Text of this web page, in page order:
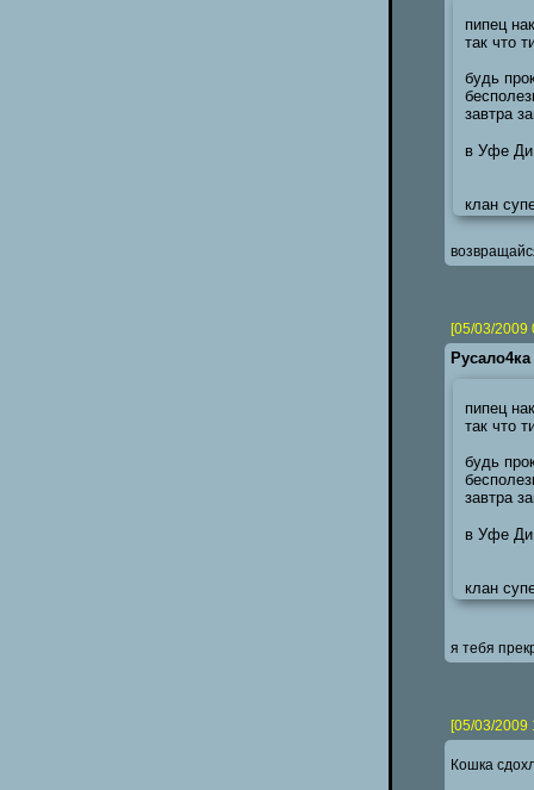
пипец
так что
будь
завтра
в Уфе Ди
клан
[05/03/2009
Русало4ка
пипец
так что
будь
завтра
в Уфе Ди
клан
я тебя
[05/03/2009
Кошка